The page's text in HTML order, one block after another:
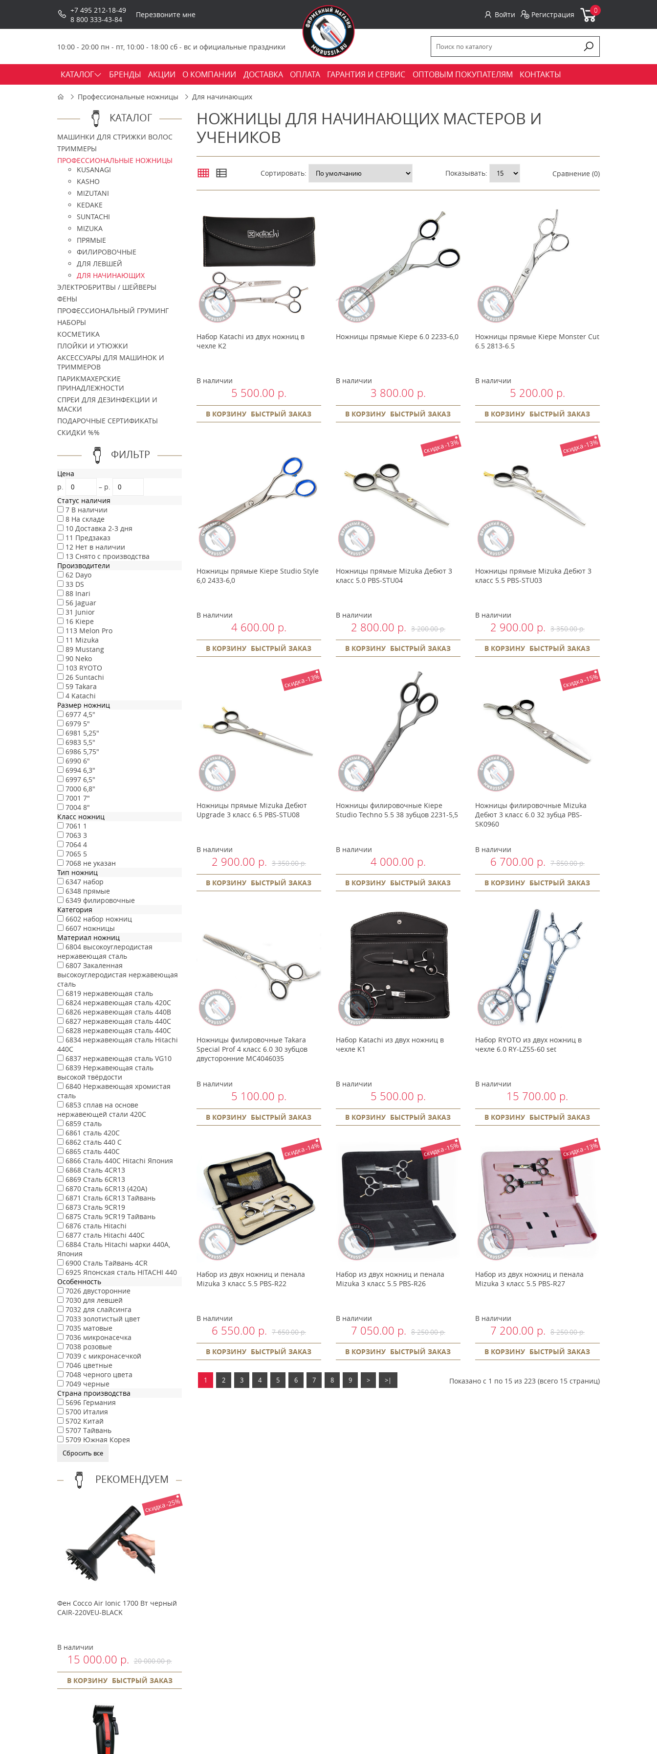
+7 495 212-18-49
8 800 333-43-84
Перезвоните мне Войти Регистрация 0
10:00 - 20:00 пн - пт, 10:00 - 18:00 сб - вс и официальные праздники
КАТАЛОГ БРЕНДЫ АКЦИИ О КОМПАНИИ ДОСТАВКА ОПЛАТА ГАРАНТИЯ И СЕРВИС ОПТОВЫМ ПОКУПАТЕЛЯМ КОНТАКТЫ
Профессиональные ножницы Для начинающих
КАТАЛОГ
МАШИНКИ ДЛЯ СТРИЖКИ ВОЛОС
ТРИММЕРЫ
ПРОФЕССИОНАЛЬНЫЕ НОЖНИЦЫ
KUSANAGI
KASHO
MIZUTANI
KEDAKE
SUNTACHI
MIZUKA
ПРЯМЫЕ
ФИЛИРОВОЧНЫЕ
ДЛЯ ЛЕВШЕЙ
ДЛЯ НАЧИНАЮЩИХ
ЭЛЕКТРОБРИТВЫ / ШЕЙВЕРЫ
ФЕНЫ
ПРОФЕССИОНАЛЬНЫЙ ГРУМИНГ
НАБОРЫ
КОСМЕТИКА
ПЛОЙКИ И УТЮЖКИ
АКСЕССУАРЫ ДЛЯ МАШИНОК И
ТРИММЕРОВ
ПАРИКМАХЕРСКИЕ
ПРИНАДЛЕЖНОСТИ
СПРЕИ ДЛЯ ДЕЗИНФЕКЦИИ И
МАСКИ
ПОДАРОЧНЫЕ СЕРТИФИКАТЫ
СКИДКИ %%
ФИЛЬТР
Цена
р.
– р.
Статус наличия
7 В наличии
8 На складе
10 Доставка 2-3 дня
11 Предзаказ
12 Нет в наличии
13 Снято с производства
Производители
62 Dayo
33 DS
88 Inari
56 Jaguar
31 Junior
16 Kiepe
113 Melon Pro
11 Mizuka
89 Mustang
90 Neko
103 RYOTO
26 Suntachi
59 Takara
4 Katachi
Размер ножниц
6977 4,5"
6979 5"
6981 5,25"
6983 5,5"
6986 5,75"
6990 6"
6994 6,3"
6997 6,5"
7000 6,8"
7001 7"
7004 8"
Класс ножниц
7061 1
7063 3
7064 4
7065 5
7068 не указан
Тип ножниц
6347 набор
6348 прямые
6349 филировочные
Категория
6602 набор ножниц
6607 ножницы
Материал ножниц
6804 высокоуглеродистая
нержавеющая сталь
6807 Закаленная
высокоуглеродистая нержавеющая
сталь
6819 нержавеющая сталь
6824 нержавеющая сталь 420C
6826 нержавеющая сталь 440B
6827 нержавеющая сталь 440C
6828 нержавеющая сталь 440С
6834 нержавеющая сталь Hitachi
440C
6837 нержавеющая сталь VG10
6839 Нержавеющая сталь
высокой твёрдости
6840 Нержавеющая хромистая
сталь
6853 сплав на основе
нержавеющей стали 420C
6859 сталь
6861 сталь 420С
6862 сталь 440 С
6865 сталь 440С
6866 Сталь 440С Hitachi Япония
6868 Сталь 4CR13
6869 Сталь 6CR13
6870 Сталь 6CR13 (420A)
6871 Сталь 6CR13 Тайвань
6873 Сталь 9CR19
6875 Сталь 9CR19 Тайвань
6876 сталь Hitachi
6877 сталь Hitachi 440C
6884 Сталь Hitachi марки 440А,
Япония
6900 Сталь Тайвань 4CR
6925 Японская сталь HITACHI 440
Особенность
7026 двусторонние
7030 для левшей
7032 для слайсинга
7033 золотистый цвет
7035 матовые
7036 микронасечка
7038 розовые
7039 с микронасечкой
7046 цветные
7048 черного цвета
7049 черные
Страна производства
5696 Германия
5700 Италия
5702 Китай
5707 Тайвань
5709 Южная Корея
РЕКОМЕНДУЕМ
скидка -25%
Фен Cocco Air Ionic 1700 Вт черный
CAIR-220VEU-BLACK
В наличии
15 000.00 р. 20 000.00 р.
В КОРЗИНУ БЫСТРЫЙ ЗАКАЗ
НОЖНИЦЫ ДЛЯ НАЧИНАЮЩИХ МАСТЕРОВ И
УЧЕНИКОВ
Сортировать: Показывать: Сравнение (0)
Набор Katachi из двух ножниц в
чехле K2
В наличии
5 500.00 р.
В КОРЗИНУ БЫСТРЫЙ ЗАКАЗ
Ножницы прямые Kiepe 6.0 2233-6,0
В наличии
3 800.00 р.
В КОРЗИНУ БЫСТРЫЙ ЗАКАЗ
Ножницы прямые Kiepe Monster Cut
6.5 2813-6.5
В наличии
5 200.00 р.
В КОРЗИНУ БЫСТРЫЙ ЗАКАЗ
Ножницы прямые Kiepe Studio Style
6,0 2433-6,0
В наличии
4 600.00 р.
В КОРЗИНУ БЫСТРЫЙ ЗАКАЗ
скидка -13%
Ножницы прямые Mizuka Дебют 3
класс 5.0 PBS-STU04
В наличии
2 800.00 р. 3 200.00 р.
В КОРЗИНУ БЫСТРЫЙ ЗАКАЗ
скидка -13%
Ножницы прямые Mizuka Дебют 3
класс 5.5 PBS-STU03
В наличии
2 900.00 р. 3 350.00 р.
В КОРЗИНУ БЫСТРЫЙ ЗАКАЗ
скидка -13%
Ножницы прямые Mizuka Дебют
Upgrade 3 класс 6.5 PBS-STU08
В наличии
2 900.00 р. 3 350.00 р.
В КОРЗИНУ БЫСТРЫЙ ЗАКАЗ
Ножницы филировочные Kiepe
Studio Techno 5.5 38 зубцов 2231-5,5
В наличии
4 000.00 р.
В КОРЗИНУ БЫСТРЫЙ ЗАКАЗ
скидка -15%
Ножницы филировочные Mizuka
Дебют 3 класс 6.0 32 зубца PBS-
SK0960
В наличии
6 700.00 р. 7 850.00 р.
В КОРЗИНУ БЫСТРЫЙ ЗАКАЗ
Ножницы филировочные Takara
Special Prof 4 класс 6.0 30 зубцов
двусторонние MC4046035
В наличии
5 100.00 р.
В КОРЗИНУ БЫСТРЫЙ ЗАКАЗ
Набор Katachi из двух ножниц в
чехле K1
В наличии
5 500.00 р.
В КОРЗИНУ БЫСТРЫЙ ЗАКАЗ
Набор RYOTO из двух ножниц в
чехле 6.0 RY-LZ55-60 set
В наличии
15 700.00 р.
В КОРЗИНУ БЫСТРЫЙ ЗАКАЗ
скидка -14%
Набор из двух ножниц и пенала
Mizuka 3 класс 5.5 PBS-R22
В наличии
6 550.00 р. 7 650.00 р.
В КОРЗИНУ БЫСТРЫЙ ЗАКАЗ
скидка -15%
Набор из двух ножниц и пенала
Mizuka 3 класс 5.5 PBS-R26
В наличии
7 050.00 р. 8 250.00 р.
В КОРЗИНУ БЫСТРЫЙ ЗАКАЗ
скидка -13%
Набор из двух ножниц и пенала
Mizuka 3 класс 5.5 PBS-R27
В наличии
7 200.00 р. 8 250.00 р.
В КОРЗИНУ БЫСТРЫЙ ЗАКАЗ
1 2 3 4 5 6 7 8 9 > >| Показано с 1 по 15 из 223 (всего 15 страниц)